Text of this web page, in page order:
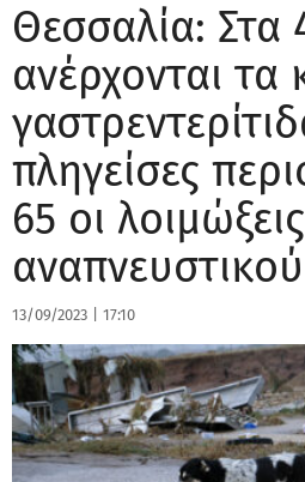
Θεσσαλία: Στα
ανέρχονται
πληγείσες
65 οι
αναπνευστικού
13/09/2023 17:10